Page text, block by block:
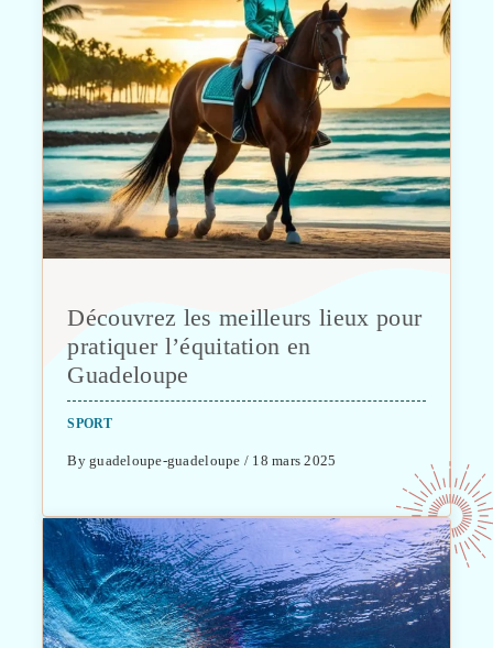
Découvrez les meilleurs lieux pour
pratiquer l’équitation en
Guadeloupe
SPORT
By guadeloupe-guadeloupe / 18 mars 2025